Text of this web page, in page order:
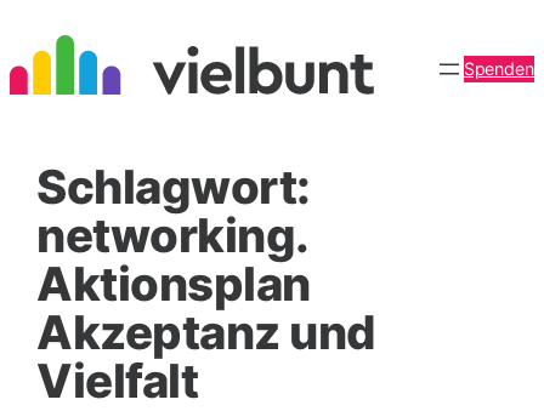
Inhalt
springen
Spenden
Schlagwort:
networking.
Aktionsplan
Akzeptanz und
Vielfalt